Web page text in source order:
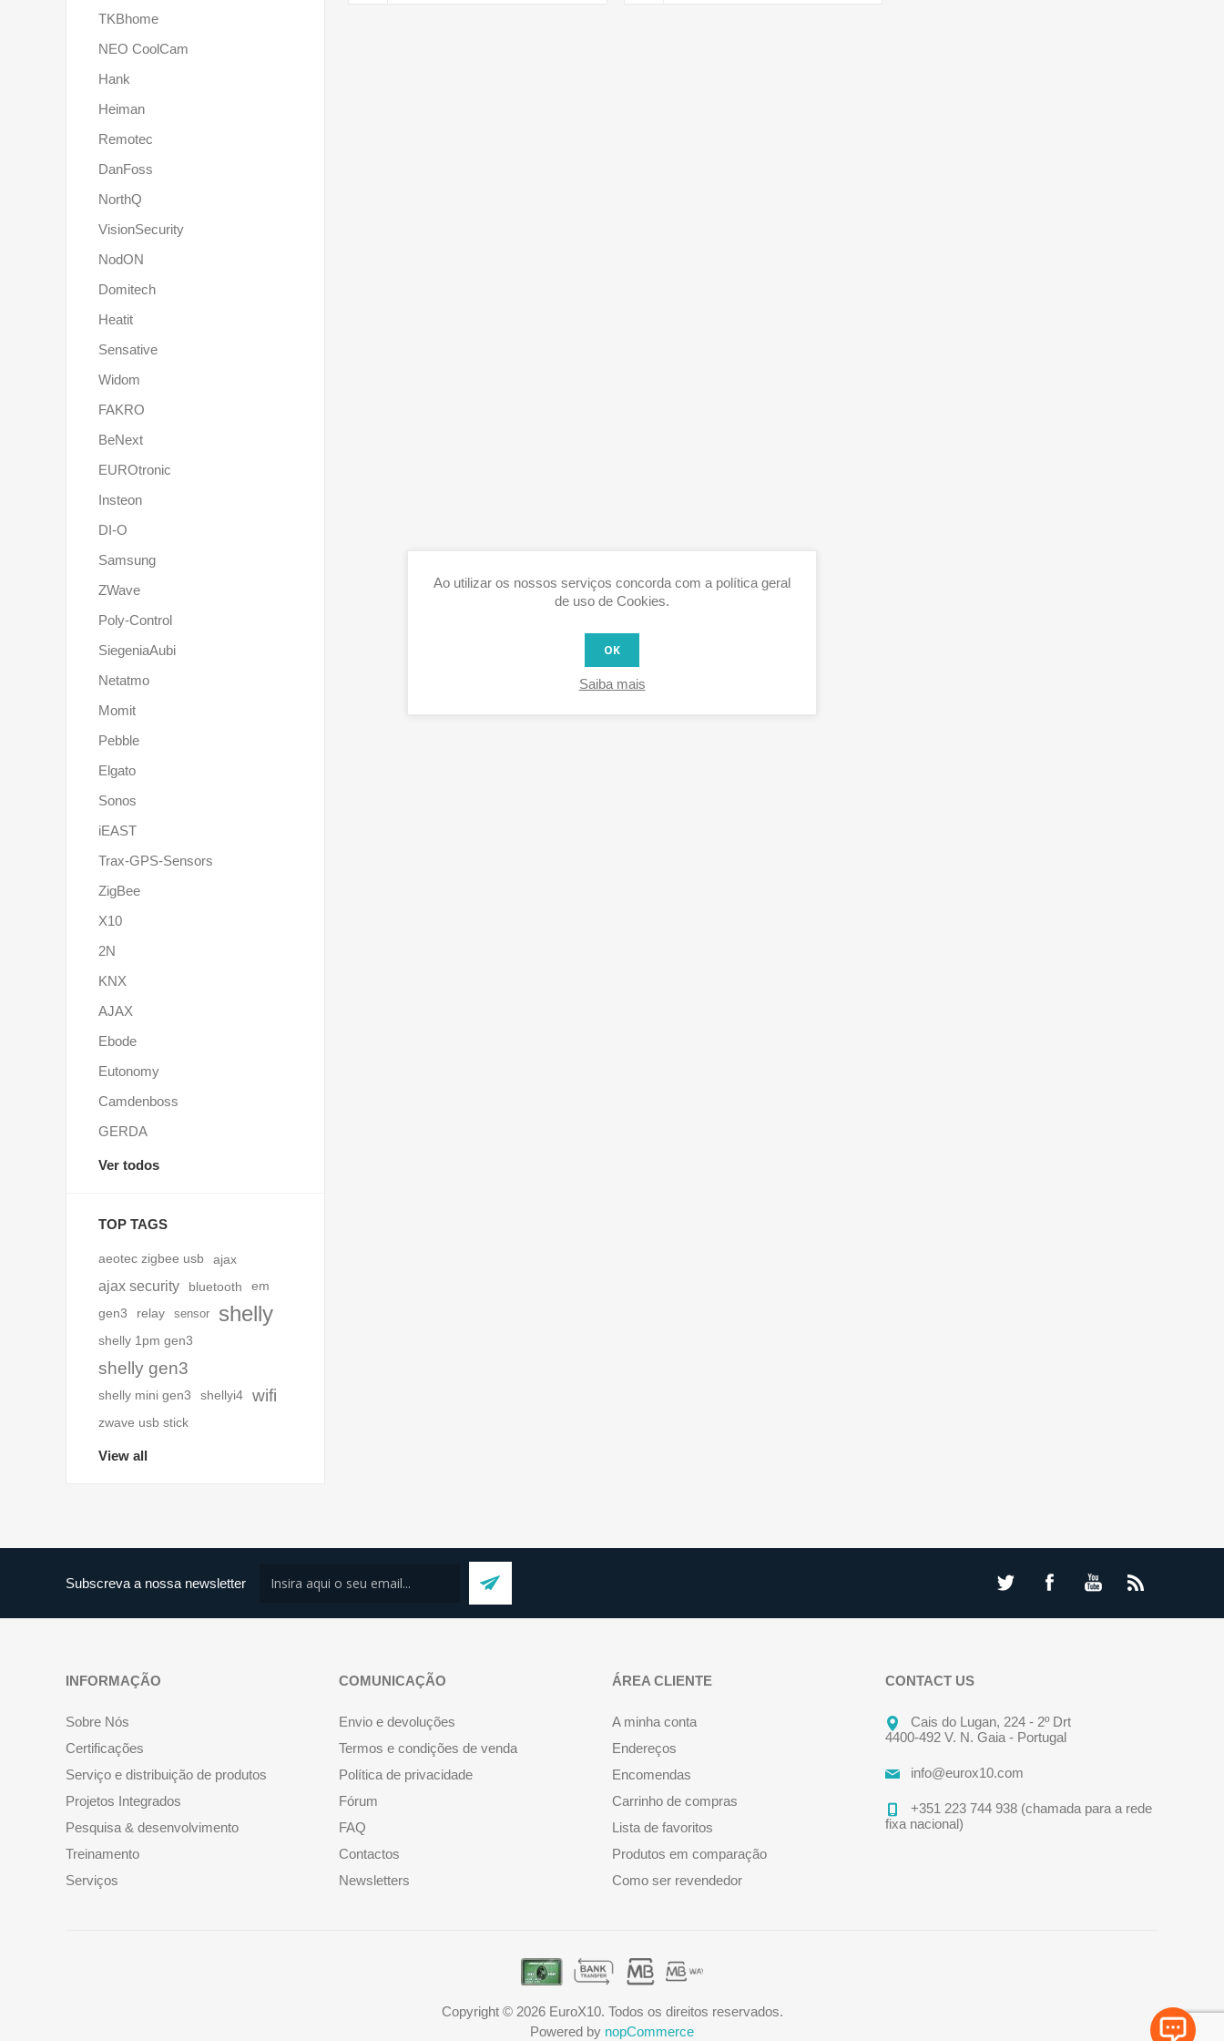
TKBhome
NEO CoolCam
Hank
Heiman
Remotec
DanFoss
NorthQ
VisionSecurity
NodON
Domitech
Heatit
Sensative
Widom
FAKRO
BeNext
EUROtronic
Insteon
DI-O
Samsung
ZWave
Poly-Control
SiegeniaAubi
Netatmo
Momit
Pebble
Elgato
Sonos
iEAST
Trax-GPS-Sensors
ZigBee
X10
2N
KNX
AJAX
Ebode
Eutonomy
Camdenboss
GERDA
Ver todos
TOP TAGS
aeotec zigbee usb ajax
ajax security bluetooth
em
gen3
relay sensor shelly
shelly 1pm gen3
shelly gen3
shelly mini gen3 shellyi4 wifi
zwave usb stick
View all
Subscreva a nossa newsletter
INFORMAÇÃO
Sobre Nós
Certificações
Serviço e distribuição de produtos
Projetos Integrados
Pesquisa & desenvolvimento
Treinamento
Serviços
COMUNICAÇÃO
Envio e devoluções
Termos e condições de venda
Política de privacidade
Fórum
FAQ
Contactos
Newsletters
ÁREA CLIENTE
A minha conta
Endereços
Encomendas
Carrinho de compras
Lista de favoritos
Produtos em comparação
Como ser revendedor
CONTACT US
Cais do Lugan, 224 - 2º Drt
4400-492 V. N. Gaia - Portugal
info@eurox10.com
+351 223 744 938 (chamada para a rede
fixa nacional)
Copyright © 2026 EuroX10. Todos os direitos reservados.
Powered by nopCommerce
Ao utilizar os nossos serviços concorda com a política geral
de uso de Cookies.
OK
Saiba mais